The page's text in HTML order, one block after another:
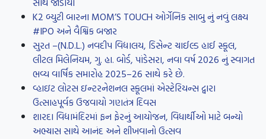
K2 બ્યુટી બારના MOM’S TOUCH ઓર્ગેનિક સાબુ નું નવું લક્ષ્ય
#IPO અને વૈશ્વિક બજાર
સુરત –(N.D.L.) નવદીપ વિદ્યાલય, ડિસેન્ટ ચાઈલ્ડ હાઈ સ્કૂલ,
લીટલ મિલેનિયમ, ગુ. હા. બોર્ડ, પાંડેસરા, નવા વર્ષ 2026 નું સ્વાગત
ભવ્ય વાર્ષિક સમારોહ 2025–26 સાથે કરે છે.
વ્હાઇટ લોટસ ઇન્ટરનેશનલ સ્કૂલમાં એસ્ટેરિયન્સ દ્વારા
ઉત્સાહપૂર્વક ઉજવાયો ગણતંત્ર દિવસ
શારદા વિદ્યામંદિરમાં ફન ફેરનું આયોજન, વિધાર્થીઓ માટે બન્યો
અભ્યાસ સાથે આનંદ અને શીખવાનો ઉત્સવ